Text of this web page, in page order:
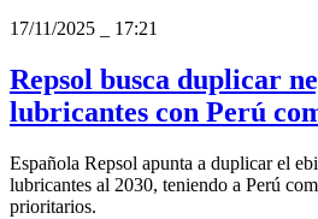
17/11/2025
17:21
Repsol busca duplicar
lubricantes con Perú
Española Repsol apunta a duplicar el
lubricantes al 2030, teniendo a Perú
prioritarios.